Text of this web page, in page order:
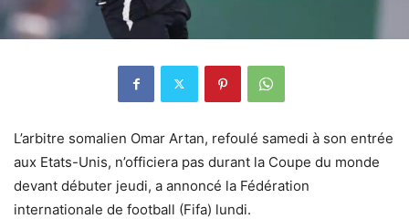
L’arbitre somalien Omar Artan, refoulé samedi à son entrée
aux Etats-Unis, n’officiera pas durant la Coupe du monde
devant débuter jeudi, a annoncé la Fédération
internationale de football (Fifa) lundi.